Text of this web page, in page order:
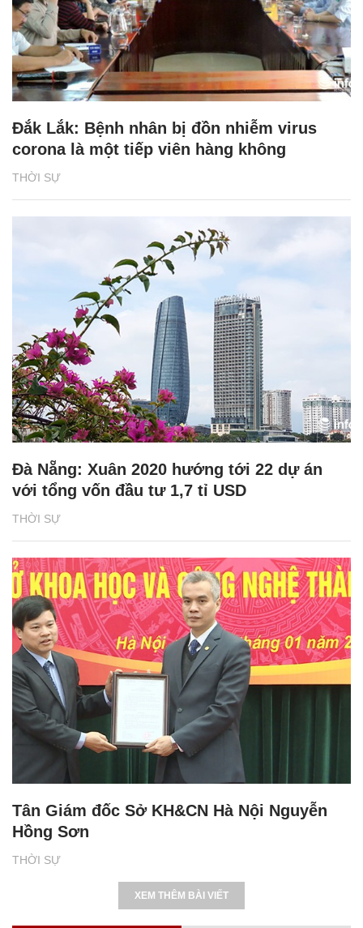
THỜI SỰ
Đắk Lắk: Bệnh nhân bị đồn nhiễm virus
corona là một tiếp viên hàng không
THỜI SỰ
Đà Nẵng: Xuân 2020 hướng tới 22 dự án
với tổng vốn đầu tư 1,7 tỉ USD
THỜI SỰ
Tân Giám đốc Sở KH&CN Hà Nội Nguyễn
Hồng Sơn
XEM THÊM BÀI VIẾT